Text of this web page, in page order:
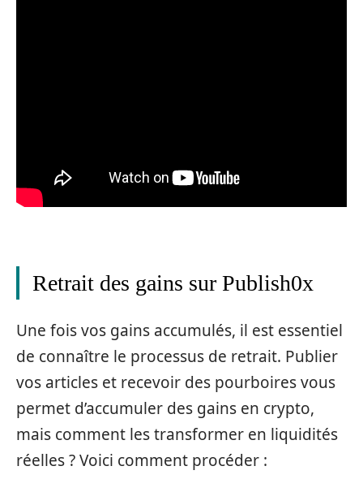
Retrait des gains sur Publish0x
Une fois vos gains accumulés, il est essentiel
de connaître le processus de retrait. Publier
vos articles et recevoir des pourboires vous
permet d’accumuler des gains en crypto,
mais comment les transformer en liquidités
réelles ? Voici comment procéder :